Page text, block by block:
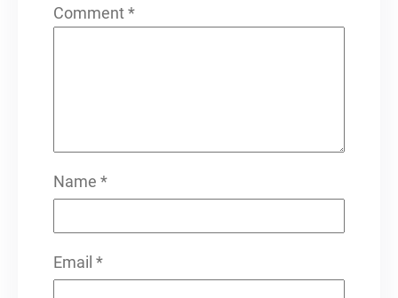
Comment *
Name *
Email *